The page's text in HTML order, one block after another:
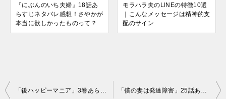
『にぶんのいち夫婦』18話あ
らすじネタバレ感想！さやかが
本当に欲しかったものって？
モラハラ夫のLINEの特徴10選
｜こんなメッセージは精神的支
配のサイン
投
「後ハッピーマニア」3巻あらすじネタバレ感想！11話～15話まで 「僕の妻は発達障害」25話あらすじネタバレ感想！その人の立場にならないとわからない